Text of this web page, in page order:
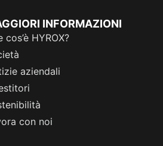
INFORMAZIONI
cos’è HYROX?
aziendali
con noi